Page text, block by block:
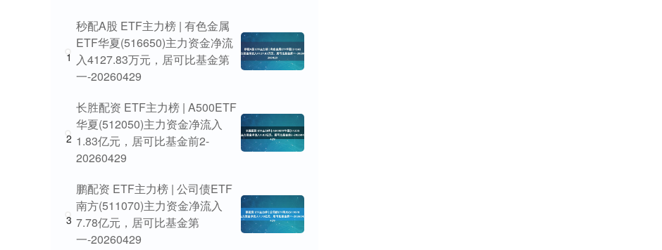
1
秒配A股 ETF主力榜 | 有色金属
ETF华夏(516650)主力资金净流
入4127.83万元，居可比基金第
一-20260429
2
长胜配资 ETF主力榜 | A500ETF
华夏(512050)主力资金净流入
1.83亿元，居可比基金前2-
20260429
3
鹏配资 ETF主力榜 | 公司债ETF
南方(511070)主力资金净流入
7.78亿元，居可比基金第
一-20260429